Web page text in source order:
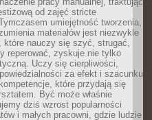
od zajęć stricte
umiejętność tworzenia,
materiałów jest niezwykle
które nauczy się szyć, strugać,
reperować, zyskuje nie tylko
Uczy się cierpliwości,
za efekt i szacunku
które przydają się
Być może właśnie
dziś wzrost popularności
i małych pracowni, gdzie ludzie